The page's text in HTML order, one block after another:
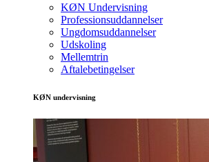
KØN Undervisning
Professionsuddannelser
Ungdomsuddannelser
Udskoling
Mellemtrin
Aftalebetingelser
KØN undervisning